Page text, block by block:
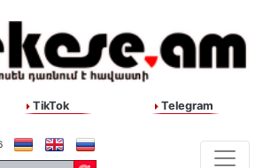
TikTok Telegram